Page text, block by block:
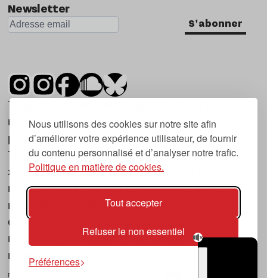
Nous utilisons des cookies sur notre site afin
d’améliorer votre expérience utilisateur, de fournir
du contenu personnalisé et d’analyser notre trafic.
Politique en matière de cookies.
Tout accepter
Refuser le non essentiel
Préférences
Newsletter
S'abonner
Tsugi est un mensuel indépendant sur la
musique et les nouvelles tendances, dont la
première parution date de 2007.
Tsugi en japonais signifie « prochain », « suivant
», ce qui correspond à la thématique du
magazine, à l’affût des nouvelles tendances
musicales, qu’elles viennent de la musique
électronique, du rock ou du hip hop, et des
nouveaux phénomènes de société liés à la
musique.
POLITIQUE DE COOKIES (UE)